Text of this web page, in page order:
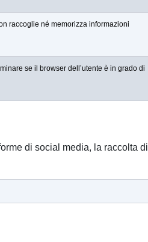
raccoglie né memorizza informazioni
se il browser dell’utente è in grado di
di social media, la raccolta di